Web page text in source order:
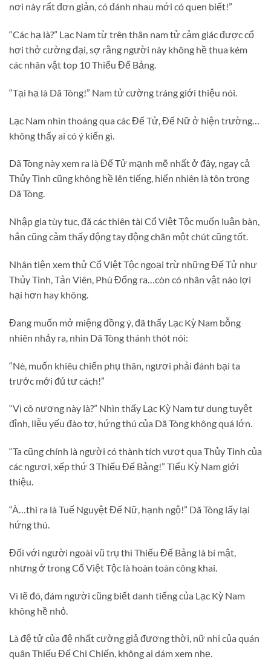
nơi này rất đơn giản, có đánh nhau mới có quen biết!”
“Các hạ là?” Lạc Nam từ trên thân nam tử cảm giác được cổ
hơi thở cường đại, sợ rằng người này không hề thua kém
các nhân vật top 10 Thiếu Đế Bảng.
“Tại hạ là Dã Tòng!” Nam tử cường tráng giới thiệu nói.
Lạc Nam nhìn thoáng qua các Đế Tử, Đế Nữ ở hiện trường…
không thấy ai có ý kiến gì.
Dã Tòng này xem ra là Đế Tử mạnh mẽ nhất ở đây, ngay cả
Thủy Tinh cũng không hề lên tiếng, hiển nhiên là tôn trọng
Dã Tòng.
Nhập gia tùy tục, đã các thiên tài Cổ Việt Tộc muốn luận bàn,
hắn cũng cảm thấy động tay động chân một chút cũng tốt.
Nhân tiện xem thử Cổ Việt Tộc ngoại trừ những Đế Tử như
Thủy Tinh, Tản Viên, Phù Đổng ra…còn có nhân vật nào lợi
hại hơn hay không.
Đang muốn mở miệng đồng ý, đã thấy Lạc Kỳ Nam bỗng
nhiên nhảy ra, nhìn Dã Tòng thánh thót nói:
“Nè, muốn khiêu chiến phụ thân, ngươi phải đánh bại ta
trước mới đủ tư cách!”
“Vị cô nương này là?” Nhìn thấy Lạc Kỳ Nam tư dung tuyệt
đỉnh, liễu yếu đào tơ, hứng thú của Dã Tòng không quá lớn.
“Ta cũng chính là người có thành tích vượt qua Thủy Tinh của
các ngươi, xếp thứ 3 Thiếu Đế Bảng!” Tiểu Kỳ Nam giới
thiệu.
“À…thì ra là Tuế Nguyệt Đế Nữ, hạnh ngộ!” Dã Tòng lấy lại
hứng thú.
Đối với người ngoài vũ trụ thì Thiếu Đế Bảng là bí mật,
nhưng ở trong Cổ Việt Tộc là hoàn toàn công khai.
Vì lẽ đó, đám người cũng biết danh tiếng của Lạc Kỳ Nam
không hề nhỏ.
Là đệ tử của đệ nhất cường giả đương thời, nữ nhi của quán
quân Thiếu Đế Chi Chiến, không ai dám xem nhẹ.